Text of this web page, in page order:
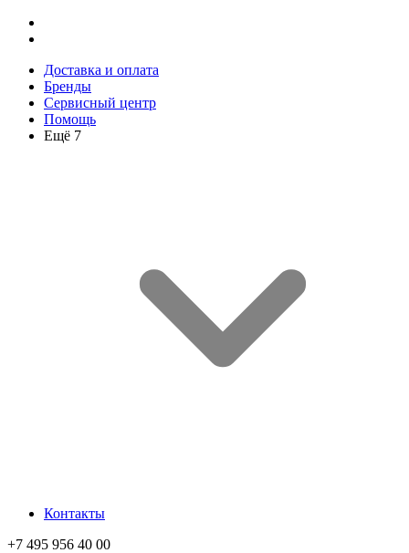
Доставка и оплата
Бренды
Сервисный центр
Помощь
Ещё 7
Контакты
+7 495 956 40 00